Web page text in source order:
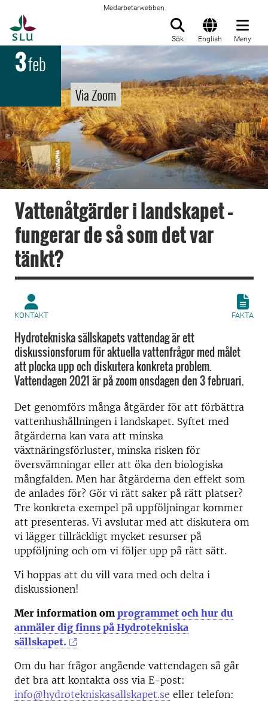
Medarbetarwebben
Sök English Meny
3feb
Via Zoom
Vattenåtgärder i landskapet –
fungerar de så som det var
tänkt?
KONTAKT FAKTA
Hydrotekniska sällskapets vattendag är ett
diskussionsforum för aktuella vattenfrågor med målet
att plocka upp och diskutera konkreta problem.
Vattendagen 2021 är på zoom onsdagen den 3 februari.
Det genomförs många åtgärder för att förbättra
vattenhushållningen i landskapet. Syftet med
åtgärderna kan vara att minska
växtnäringsförluster, minska risken för
översvämningar eller att öka den biologiska
mångfalden. Men har åtgärderna den effekt som
de anlades för? Gör vi rätt saker på rätt platser?
Tre konkreta exempel på uppföljningar kommer
att presenteras. Vi avslutar med att diskutera om
vi lägger tillräckligt mycket resurser på
uppföljning och om vi följer upp på rätt sätt.
Vi hoppas att du vill vara med och delta i
diskussionen!
Mer information om programmet och hur du
anmäler dig finns på Hydrotekniska
sällskapet.
Om du har frågor angående vattendagen så går
det bra att kontakta oss via E-post:
info@hydrotekniskasallskapet.se eller telefon: